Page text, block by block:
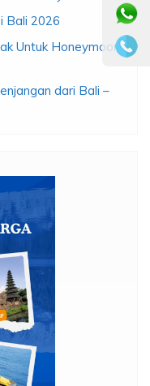
Bali 2026
Untuk Honeymoon
dari Bali –